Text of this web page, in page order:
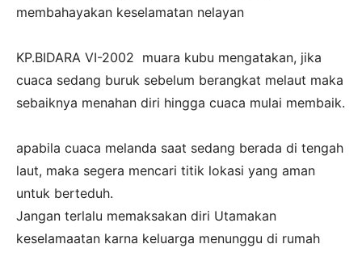
membahayakan keselamatan nelayan
‎KP.BIDARA VI-2002 muara kubu mengatakan, jika
cuaca sedang buruk sebelum berangkat melaut maka
sebaiknya menahan diri hingga cuaca mulai membaik.
‎apabila cuaca melanda saat sedang berada di tengah
laut, maka segera mencari titik lokasi yang aman
untuk berteduh.
‎Jangan terlalu memaksakan diri Utamakan
keselamaatan karna keluarga menunggu di rumah